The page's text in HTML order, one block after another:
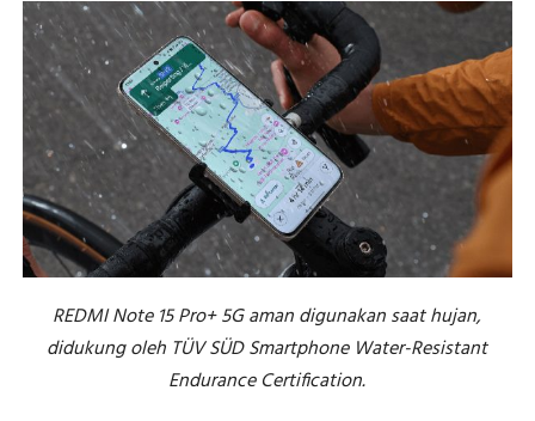
REDMI Note 15 Pro+ 5G aman digunakan saat hujan,
didukung oleh TÜV SÜD Smartphone Water-Resistant
Endurance Certification.